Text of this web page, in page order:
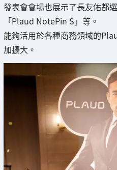
發表會會場也展示了長友佑都
「Plaud NotePin S」等。
能夠活用於各種商務領域的
加擴大。